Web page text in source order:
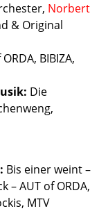
Norbert
& Original
BIBIZA,
Die
Bis einer weint –
– AUT of ORDA,
MTV